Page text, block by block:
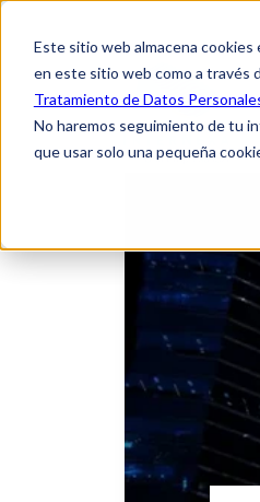
Este sitio web almacena
en este sitio web como a través
Tratamiento de Datos
No haremos seguimiento de tu
que usar solo una pequeña